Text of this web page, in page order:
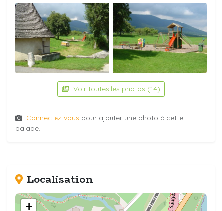
Voir toutes les photos (14)
Connectez-vous pour ajouter une photo à cette
balade.
Localisation
+